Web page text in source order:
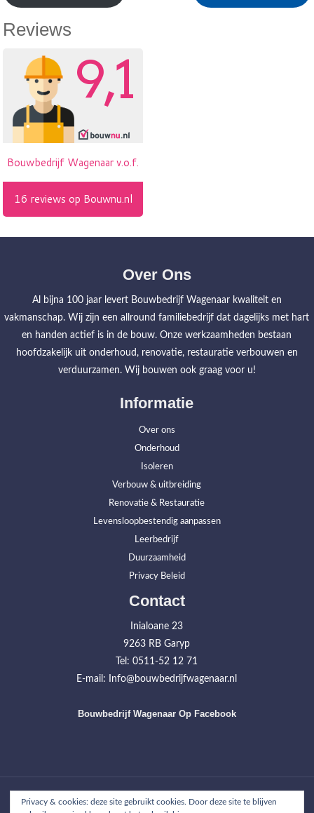
Reviews
Over Ons
Al bijna 100 jaar levert Bouwbedrijf Wagenaar kwaliteit en
vakmanschap. Wij zijn een allround familiebedrijf dat dagelijks met hart
en handen actief is in de bouw. Onze werkzaamheden bestaan
hoofdzakelijk uit onderhoud, renovatie, restauratie verbouwen en
verduurzamen. Wij bouwen ook graag voor u!
Informatie
Over ons
Onderhoud
Isoleren
Verbouw & uitbreiding
Renovatie & Restauratie
Levensloopbestendig aanpassen
Leerbedrijf
Duurzaamheid
Privacy Beleid
Contact
Inialoane 23
9263 RB Garyp
Tel: 0511-52 12 71
E-mail: Info@bouwbedrijfwagenaar.nl
Bouwbedrijf Wagenaar Op Facebook
Home Werkzaamheden Projecten Over ons Contact
Privacy & cookies: deze site gebruikt cookies. Door deze site te blijven